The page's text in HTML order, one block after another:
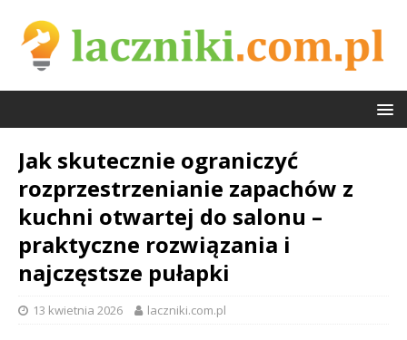
Jak skutecznie ograniczyć
rozprzestrzenianie zapachów z
kuchni otwartej do salonu –
praktyczne rozwiązania i
najczęstsze pułapki
13 kwietnia 2026 laczniki.com.pl